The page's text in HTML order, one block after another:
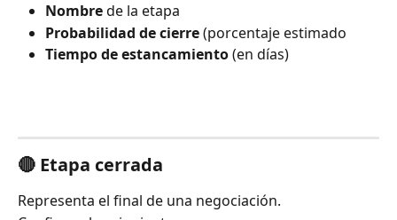
Nombre de la etapa
Probabilidad de cierre (porcentaje estimado
Tiempo de estancamiento (en días)
🔴 Etapa cerrada
Representa el final de una negociación.